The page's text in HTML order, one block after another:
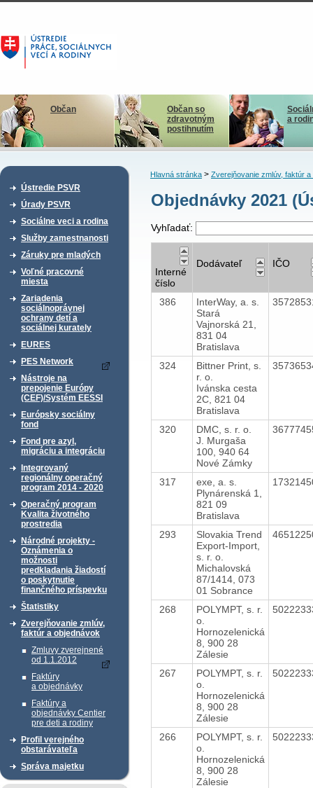
Občan
Občan so
zdravotným
postihnutím
a
Ústredie PSVR
Úrady PSVR
Sociálne veci a rodina
Služby zamestnanosti
Záruky pre mladých
Voľné pracovné
miesta
Zariadenia
sociálnoprávnej
ochrany detí a
sociálnej kurately
EURES
PES Network
Nástroje na
prepojenie Európy
(CEF)/Systém EESSI
Európsky sociálny
fond
Fond pre azyl,
migráciu a integráciu
Integrovaný
regionálny operačný
program 2014 - 2020
Operačný program
Kvalita životného
prostredia
Národné projekty -
Oznámenia o
možnosti
predkladania žiadostí
o poskytnutie
finančného príspevku
Štatistiky
Zverejňovanie zmlúv,
faktúr a objednávok
Zmluvy zverejnené
od 1.1.2012
Faktúry
a objednávky
Faktúry a
objednávky Centier
pre deti a rodiny
Profil verejného
obstarávateľa
Správa majetku
Hlavná stránka> Zverejňovanie zmlúv, faktúr a
Objednávky 2021
Vyhľadať:
Interné
číslo
Dodávateľ IČO
386
InterWay, a. s.
Stará
Vajnorská 21,
831 04
Bratislava
324
Bittner Print, s.
r. o.
Ivánska cesta
2C, 821 04
Bratislava
320
DMC, s. r. o.
J. Murgaša
100, 940 64
Nové Zámky
317
exe, a. s.
Plynárenská 1,
821 09
Bratislava
293
Slovakia Trend
Export-Import,
s. r. o.
Michalovská
87/1414, 073
01 Sobrance
268
POLYMPT, s. r.
o.
Hornozelenická
8, 900 28
Zálesie
267
POLYMPT, s. r.
o.
Hornozelenická
8, 900 28
Zálesie
266
POLYMPT, s. r.
o.
Hornozelenická
8, 900 28
Zálesie